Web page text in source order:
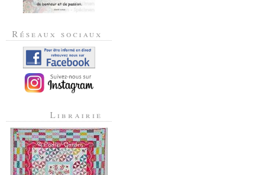
Réseaux sociaux
Librairie